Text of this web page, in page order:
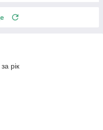
рік